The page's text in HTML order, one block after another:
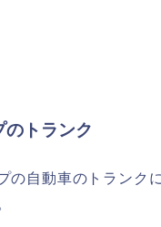
のトランク
の自動車のトランク